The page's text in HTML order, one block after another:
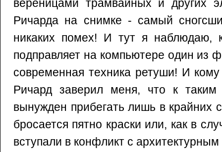
вереницами трамвайных и других
Ричарда на снимке - самый
никаких помех! И тут я наблюдаю,
подправляет на компьютере один из
современная техника ретуши! И кому
Ричард заверил меня, что к таким
вынужден прибегать лишь в крайних
бросается пятно краски или, как в
вступали в конфликт с